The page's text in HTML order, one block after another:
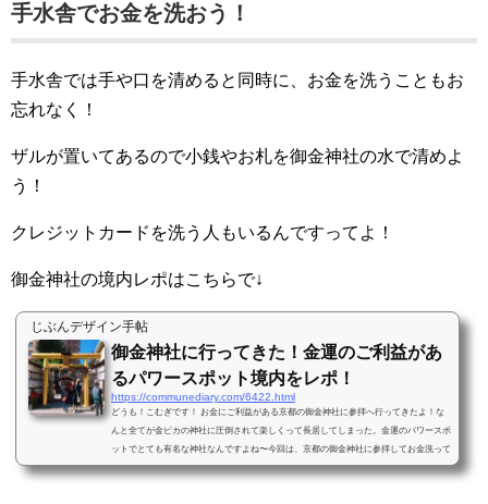
手水舎でお金を洗おう！
手水舎では手や口を清めると同時に、お金を洗うこともお
忘れなく！
ザルが置いてあるので小銭やお札を御金神社の水で清めよ
う！
クレジットカードを洗う人もいるんですってよ！
御金神社の境内レポはこちらで↓
じぶんデザイン手帖
御金神社に行ってきた！金運のご利益があ
るパワースポット境内をレポ！
https://communediary.com/6422.html
どうも！こむぎです！ お金にご利益がある京都の御金神社に参拝へ行ってきたよ！な
んと全てが金ピカの神社に圧倒されて楽しくって長居してしまった。金運のパワースポ
ットでとても有名な神社なんですよね〜今回は、京都の御金神社に参拝してお金洗って
きたから御金神社の境内やお守り・おみくじ・御朱印などを中心にレポしてま〜す！御